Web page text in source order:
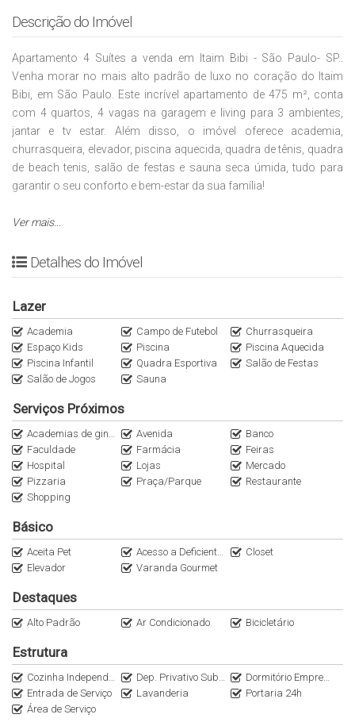
Descrição do Imóvel
Apartamento 4 Suítes a venda em Itaim Bibi - São Paulo- SP..
Venha morar no mais alto padrão de luxo no coração do Itaim
Bibi, em São Paulo. Este incrível apartamento de 475 m², conta
com 4 quartos, 4 vagas na garagem e living para 3 ambientes,
jantar e tv estar. Além disso, o imóvel oferece academia,
churrasqueira, elevador, piscina aquecida, quadra de tênis, quadra
de beach tenis, salão de festas e sauna seca úmida, tudo para
garantir o seu conforto e bem-estar da sua família!
Localizado em uma das regiões mais valorizadas da cidade, este
de vida. Não perca a oportunidade de adquirir este imóvel por
apenas R$ 25.000.000,00. Agende uma visita e venha conhecer o
A Imobiliária Italiana Consultoria é especialista em imóveis de Alto
Padrão nas regiões Oeste e Sul de São Paulo. Entre em contato
WhatsApp (11)95116.2558. Encontre as melhores oportunidades
no nosso Instagram @Italianaconsultoria.
Ver mais...
Detalhes do Imóvel
Lazer
Academia Campo de Futebol
Churrasqueira
Espaço Kids
Piscina
Piscina Aquecida
Piscina Infantil
Quadra Esportiva
Salão de Festas
Salão de Jogos
Sauna
Serviços Próximos
Academias de ginástica Avenida
Banco
Faculdade
Farmácia
Feiras
Hospital
Lojas
Mercado
Pizzaria
Praça/Parque
Restaurante
Shopping
Básico
Aceita Pet Acesso a Deficientes
Closet
Elevador
Varanda Gourmet
Destaques
Alto Padrão Ar Condicionado Bicicletário
Estrutura
Cozinha Independente Dep. Privativo Subsolo
Dormitório Empregada
Entrada de Serviço
Lavanderia
Portaria 24h
Área de Serviço